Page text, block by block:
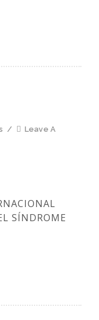
/
Leave A
SÍNDROME